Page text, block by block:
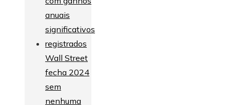
Wall Street
fecha 2024
sem
nenhuma